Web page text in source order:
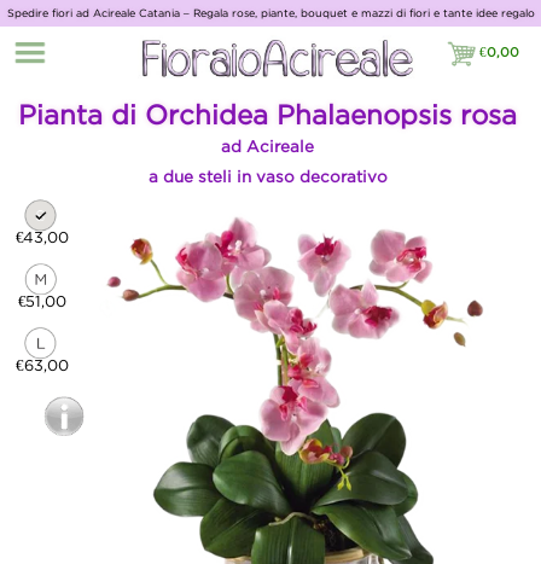
Spedire fiori ad Acireale Catania – Regala rose, piante, bouquet e mazzi di fiori e tante idee regalo
con Giardino Fiorito
€0,00
€0,00
Pianta di Orchidea Phalaenopsis rosa
ad Acireale
a due steli in vaso decorativo
€43,00
€51,00
€63,00